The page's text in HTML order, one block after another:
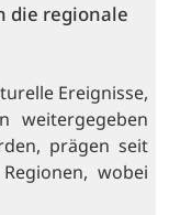
die regionale
Ereignisse,
weitergegeben
prägen seit
wobei